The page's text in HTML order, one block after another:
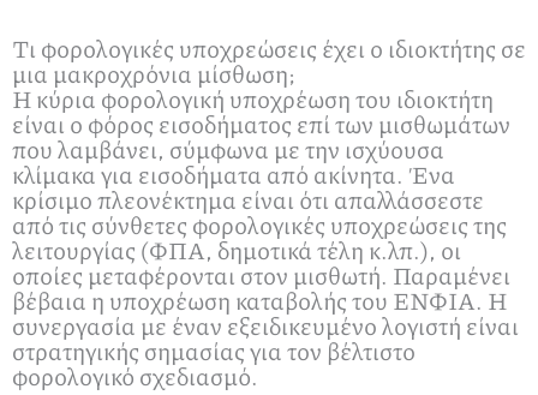
Τι φορολογικές υποχρεώσεις έχει ο ιδιοκτήτης σε
μια μακροχρόνια μίσθωση;
Η κύρια φορολογική υποχρέωση του ιδιοκτήτη
είναι ο φόρος εισοδήματος επί των μισθωμάτων
που λαμβάνει, σύμφωνα με την ισχύουσα
κλίμακα για εισοδήματα από ακίνητα. Ένα
κρίσιμο πλεονέκτημα είναι ότι απαλλάσσεστε
από τις σύνθετες φορολογικές υποχρεώσεις της
λειτουργίας (ΦΠΑ, δημοτικά τέλη κ.λπ.), οι
οποίες μεταφέρονται στον μισθωτή. Παραμένει
βέβαια η υποχρέωση καταβολής του ΕΝΦΙΑ. Η
συνεργασία με έναν εξειδικευμένο λογιστή είναι
στρατηγικής σημασίας για τον βέλτιστο
φορολογικό σχεδιασμό.